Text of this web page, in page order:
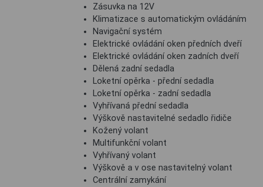
Zásuvka na 12V
Klimatizace s automatickým ovládáním
Navigační systém
Elektrické ovládání oken předních dveří
Elektrické ovládání oken zadních dveří
Dělená zadní sedadla
Loketní opěrka - přední sedadla
Loketní opěrka - zadní sedadla
Vyhřívaná přední sedadla
Výškově nastavitelné sedadlo řidiče
Kožený volant
Multifunkční volant
Vyhřívaný volant
Výškově a v ose nastavitelný volant
Centrální zamykání